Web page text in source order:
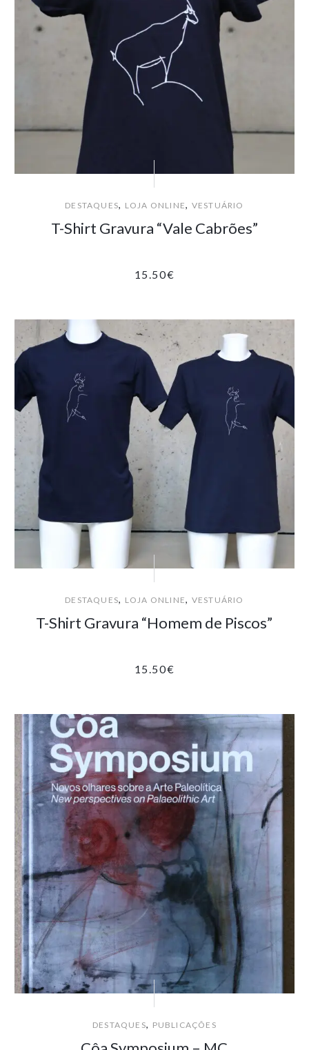
DESTAQUES, LOJA ONLINE, VESTUÁRIO
T-Shirt Gravura “Vale Cabrões”
15.50€
DESTAQUES, LOJA ONLINE, VESTUÁRIO
T-Shirt Gravura “Homem de Piscos”
15.50€
DESTAQUES, PUBLICAÇÕES